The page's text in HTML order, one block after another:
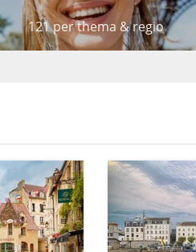
121 per thema & regio